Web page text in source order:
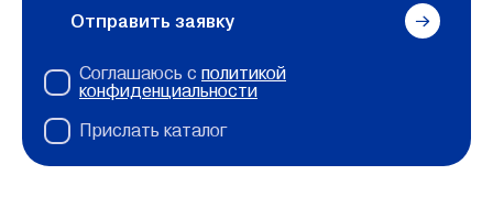
Отправить заявку
Соглашаюсь с политикой
конфиденциальности
Прислать каталог